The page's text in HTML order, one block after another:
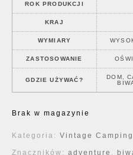
ROK PRODUKCJI
KRAJ
WYMIARY
ZASTOSOWANIE
GDZIE UŻYWAĆ?
DOM,
Brak w magazynie
Kategoria: Vintage
Znaczników: adventure ,